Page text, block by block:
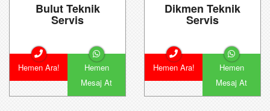
Bulut Teknik
Servis
Hemen Ara!
Hemen
Mesaj At
Dikmen Teknik
Servis
Hemen Ara!
Hemen
Mesaj At